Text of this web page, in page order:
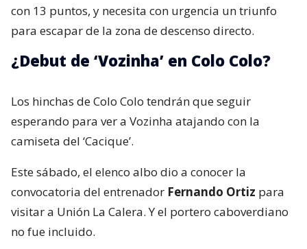
con 13 puntos, y necesita con urgencia un triunfo
para escapar de la zona de descenso directo.
¿Debut de ‘Vozinha’ en Colo Colo?
Los hinchas de Colo Colo tendrán que seguir
esperando para ver a Vozinha atajando con la
camiseta del ‘Cacique’.
Este sábado, el elenco albo dio a conocer la
convocatoria del entrenador Fernando Ortiz para
visitar a Unión La Calera. Y el portero caboverdiano
no fue incluido.